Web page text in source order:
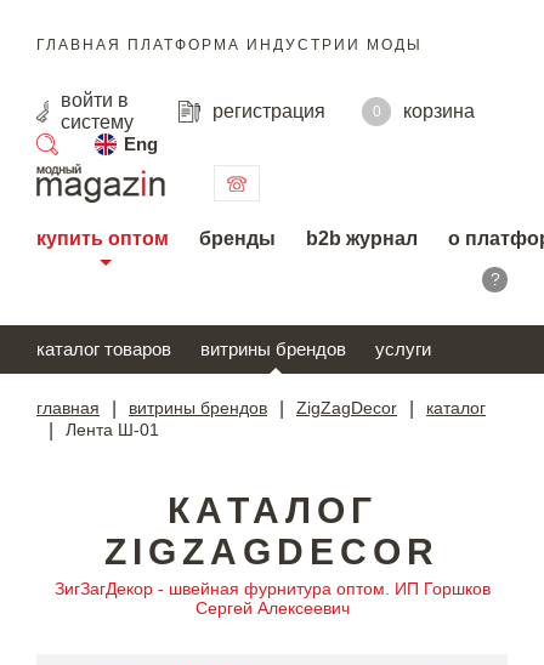
ГЛАВНАЯ ПЛАТФОРМА ИНДУСТРИИ МОДЫ
войти в
систему
регистрация 0
корзина
Eng
поиск
купить оптом бренды b2b журнал о
?
каталог товаров витрины брендов услуги
главная витрины брендов ZigZagDecor каталог
Лента Ш-01
КАТАЛОГ
ZIGZAGDECOR
ЗигЗагДекор - швейная фурнитура оптом. ИП Горшков
Сергей Алексеевич